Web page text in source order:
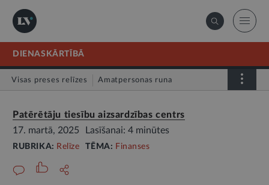
DIENASKĀRTĪBĀ
Visas preses relīzes Amatpersonas runa
Patērētāju tiesību aizsardzības centrs
17. martā, 2025
Lasīšanai: 4 minūtes
RUBRIKA: Relīze TĒMA: Finanses